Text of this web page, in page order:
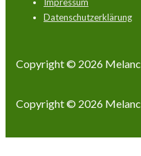
Menü
Impressum
Datenschutzerklärung
Copyright © 2026
Copyright © 2026